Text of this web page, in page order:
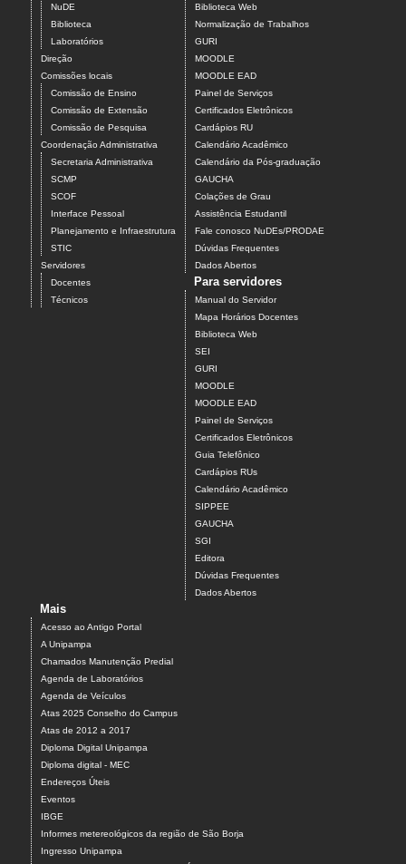
NuDE
Biblioteca
Laboratórios
Direção
Comissões locais
Comissão de Ensino
Comissão de Extensão
Comissão de Pesquisa
Coordenação Administrativa
Secretaria Administrativa
SCMP
SCOF
Interface Pessoal
Planejamento e Infraestrutura
STIC
Servidores
Docentes
Técnicos
Biblioteca Web
Normalização de Trabalhos
GURI
MOODLE
MOODLE EAD
Painel de Serviços
Certificados Eletrônicos
Cardápios RU
Calendário Acadêmico
Calendário da Pós-graduação
GAUCHA
Colações de Grau
Assistência Estudantil
Fale conosco NuDEs/PRODAE
Dúvidas Frequentes
Dados Abertos
Para servidores
Manual do Servidor
Mapa Horários Docentes
Biblioteca Web
SEI
GURI
MOODLE
MOODLE EAD
Painel de Serviços
Certificados Eletrônicos
Guia Telefônico
Cardápios RUs
Calendário Acadêmico
SIPPEE
GAUCHA
SGI
Editora
Dúvidas Frequentes
Dados Abertos
Mais
Acesso ao Antigo Portal
A Unipampa
Chamados Manutenção Predial
Agenda de Laboratórios
Agenda de Veículos
Atas 2025 Conselho do Campus
Atas de 2012 a 2017
Diploma Digital Unipampa
Diploma digital - MEC
Endereços Úteis
Eventos
IBGE
Informes metereológicos da região de São Borja
Ingresso Unipampa